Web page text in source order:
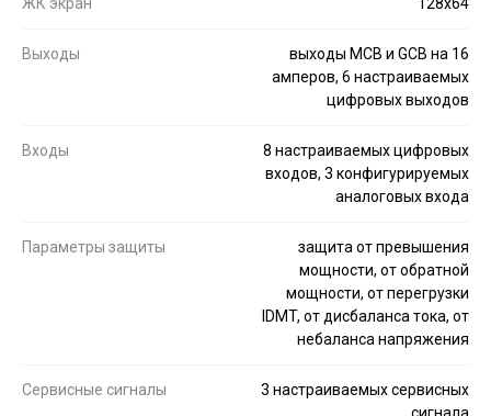
Выходы
выходы MCB и GCB на 16
амперов, 6 настраиваемых
цифровых выходов
Входы
8 настраиваемых цифровых
входов, 3 конфигурируемых
аналоговых входа
Параметры защиты
защита от превышения
мощности, от обратной
мощности, от перегрузки
IDMT, от дисбаланса тока, от
небаланса напряжения
Сервисные сигналы
3 настраиваемых сервисных
сигнала